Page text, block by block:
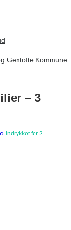
Gentofte Kommune
– 3
indrykket for 2